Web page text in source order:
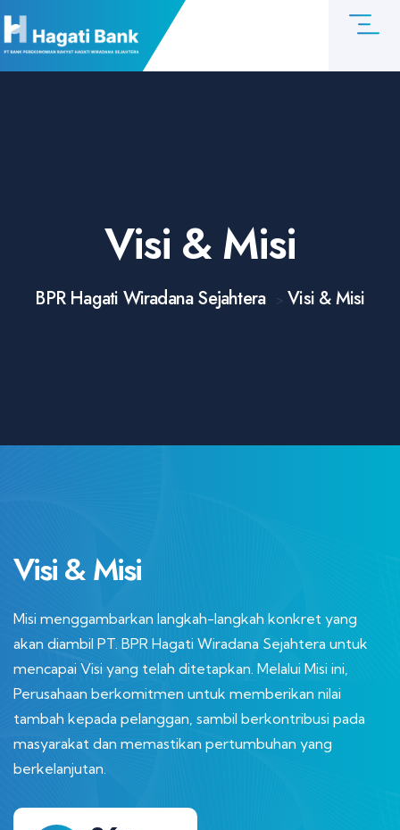
Visi & Misi
BPR Hagati Wiradana Sejahtera > Visi & Misi
Visi & Misi
Misi menggambarkan langkah-langkah konkret yang
akan diambil PT. BPR Hagati Wiradana Sejahtera untuk
mencapai Visi yang telah ditetapkan. Melalui Misi ini,
Perusahaan berkomitmen untuk memberikan nilai
tambah kepada pelanggan, sambil berkontribusi pada
masyarakat dan memastikan pertumbuhan yang
berkelanjutan.